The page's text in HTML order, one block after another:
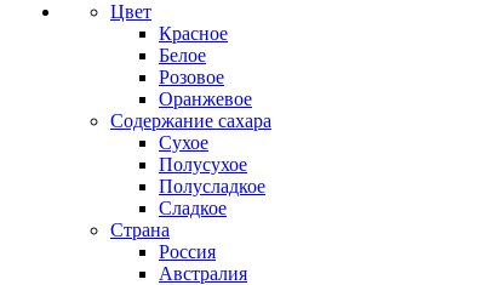
Цвет
Красное
Белое
Розовое
Оранжевое
Содержание сахара
Сухое
Полусухое
Полусладкое
Сладкое
Страна
Россия
Австралия